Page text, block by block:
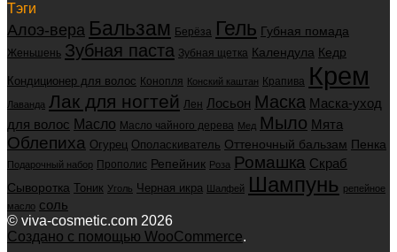
Тэги
Алоэ-вера Бальзам Берёза Гель Губная помада
Женьшень Зубная паста Зубная щетка Календула Кедр
Кондиционер для волос Конопля Конский каштан Крапива Крем
Лаванда Лак для ногтей Лен Лосьон Маска Маска-уход
для волос Масло Масло чайного дерева Мед Мыло Мята
Облепиха Огурец Ополаскиватель Оттеночный бальзам Пенка
Подарочный набор Прополис Репейник Роза Ромашка Скраб
Сыворотка Тоник Уголь Черная икра Шалфей Шампунь репейное
масло соль
© viva-cosmetic.com 2026
Создано с помощью WooCommerce.